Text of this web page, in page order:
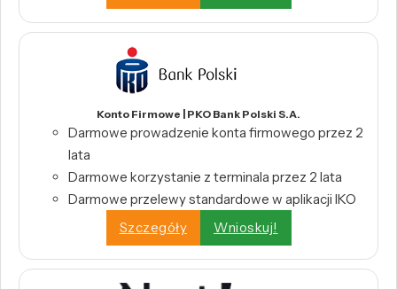
Konto Firmowe | PKO Bank Polski S.A.
Darmowe prowadzenie konta firmowego przez 2
lata
Darmowe korzystanie z terminala przez 2 lata
Darmowe przelewy standardowe w aplikacji IKO
Szczegóły
Wnioskuj!